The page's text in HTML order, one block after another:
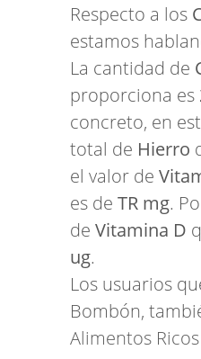
Respecto a los
estamos
La cantidad de
proporciona es
concreto, en
total de Hierro
el valor de
es de TR mg.
de Vitamina D
ug.
Los usuarios
Bombón,
Alimentos